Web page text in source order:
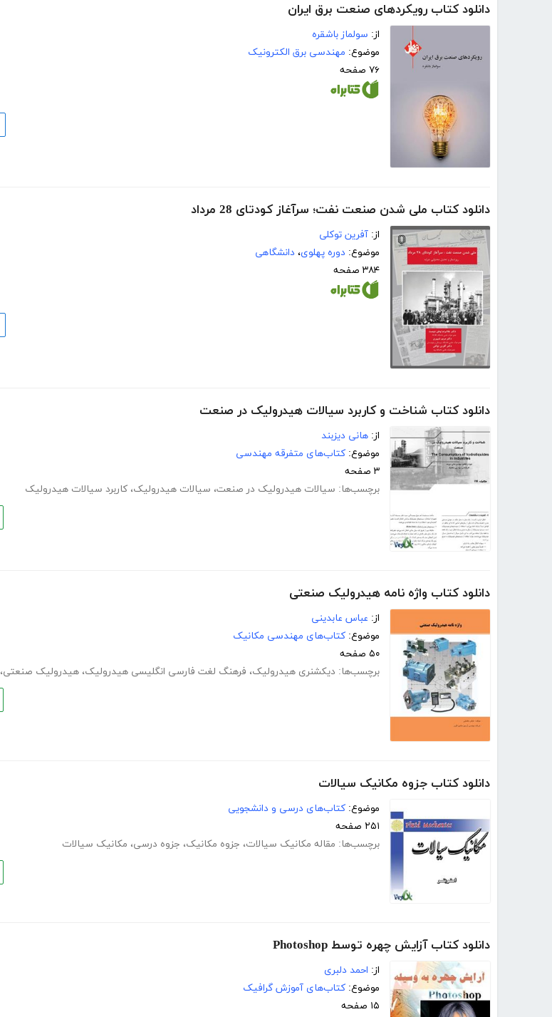
دانلود کتاب رویکردهای صنعت برق ایران
از: سولماز باشقره
موضوع: مهندسی برق الکترونیک
۷۶ صفحه
دانلود کتاب ملی شدن صنعت نفت؛ سرآغاز کودتای 28 مرداد
از: آفرین توکلی
موضوع: دوره پهلوی، دانشگاهی
۳۸۴ صفحه
دانلود کتاب شناخت و کاربرد سیالات هیدرولیک در صنعت
از: هانی دیزبند
موضوع: کتاب‌های متفرقه مهندسی
۳ صفحه
برچسب‌ها: سیالات هیدرولیک در صنعت، سیالات هیدرولیک، کاربرد سیالات هیدرولیک
دانلود کتاب واژه نامه هیدرولیک صنعتی
از: عباس عابدینی
موضوع: کتاب‌های مهندسی مکانیک
۵۰ صفحه
برچسب‌ها: دیکشنری هیدرولیک، فرهنگ لغت فارسی انگلیسی هیدرولیک، هیدرولیک صنعتی،
دانلود کتاب جزوه مکانیک سیالات
موضوع: کتاب‌های درسی و دانشجویی
۲۵۱ صفحه
برچسب‌ها: مقاله مکانیک سیالات، جزوه مکانیک، جزوه درسی، مکانیک سیالات
دانلود کتاب آزایش چهره توسط Photoshop
از: احمد دلبری
موضوع: کتاب‌های آموزش گرافیک
۱۵ صفحه